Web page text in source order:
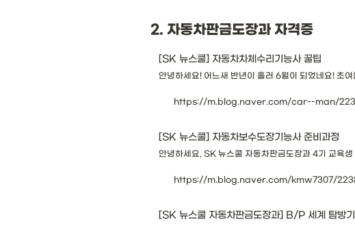
2. 자동차판금도장과 자격증
[SK 뉴스쿨] 자동차차체수리기능사 꿀팁
안녕하세요! 어느새 반년이 흘러 6월이 되었네요! 초
https://m.blog.naver.com/car--man/
[SK 뉴스쿨] 자동차보수도장기능사 준비과정
안녕하세요, SK 뉴스쿨 자동차판금도장과 4기 교육
https://m.blog.naver.com/kmw7307/
[SK 뉴스쿨 자동차판금도장과] B/P 세계 탐방